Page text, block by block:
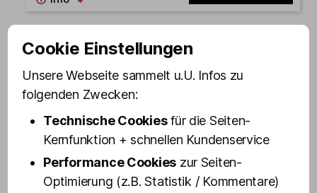
19:45 - 20:45
The BUNNY BURLESQUE – die Show - Samstag
Prime Time
Jetzt buchen
Cookie Einstellungen
Unsere Webseite sammelt u.U. Infos zu
folgenden Zwecken:
Technische Cookiesfür die Seiten-
Kernfunktion + schnellen Kundenservice
Performance Cookies zur Seiten-
Optimierung (z.B. Statistik / Kommentare)